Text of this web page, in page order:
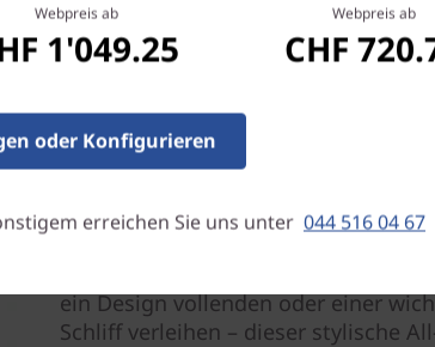
Alles, was Sie brauchen, um
Visuell hält der ThinkCentre Neo
FHD fast rahmenlose Display
Klarheit, bemerkenswerten Farben
Außerdem bietet er ein
Verhältnis und nahtlose
ein Design vollenden oder einer
Schliff verleihen – dieser stylische
Webpreis ab
1'049.25
Webpreis ab
CHF
oder Konfigurieren
erreichen Sie uns unter 044 516 04 67